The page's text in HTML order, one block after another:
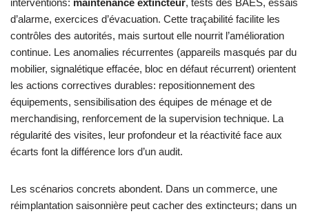
interventions: maintenance extincteur, tests des BAES, essais
d’alarme, exercices d’évacuation. Cette traçabilité facilite les
contrôles des autorités, mais surtout elle nourrit l’amélioration
continue. Les anomalies récurrentes (appareils masqués par du
mobilier, signalétique effacée, bloc en défaut récurrent) orientent
les actions correctives durables: repositionnement des
équipements, sensibilisation des équipes de ménage et de
merchandising, renforcement de la supervision technique. La
régularité des visites, leur profondeur et la réactivité face aux
écarts font la différence lors d’un audit.
Les scénarios concrets abondent. Dans un commerce, une
réimplantation saisonnière peut cacher des extincteurs; dans un